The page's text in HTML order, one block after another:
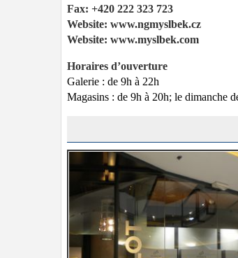
Fax: +420 222 323 723
Website: www.ngmyslbek.cz
Website: www.myslbek.com
Horaires d’ouverture
Galerie : de 9h à 22h
Magasins : de 9h à 20h; le dimanche